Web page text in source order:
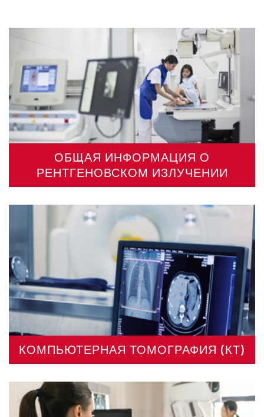
ОБЩАЯ ИНФОРМАЦИЯ О
РЕНТГЕНОВСКОМ ИЗЛУЧЕНИИ
КОМПЬЮТЕРНАЯ ТОМОГРАФИЯ (КТ)